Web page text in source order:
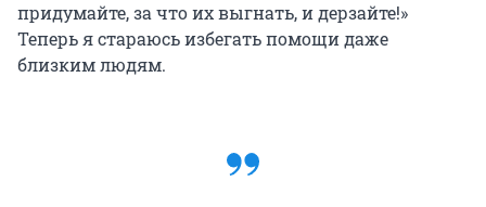
придумайте, за что их выгнать, и дерзайте!»
Теперь я стараюсь избегать помощи даже
близким людям.